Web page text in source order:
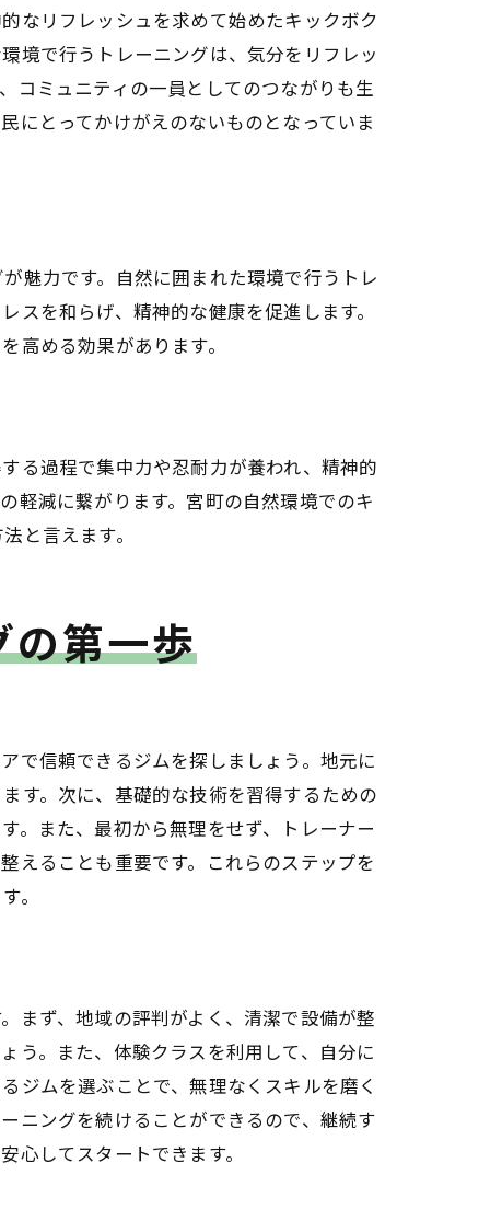
なリフレッシュを求めて始めたキックボク
境で行うトレーニングは、気分をリフレッ
コミュニティの一員としてのつながりも生
にとってかけがえのないものとなっていま
魅力です。自然に囲まれた環境で行うトレ
を和らげ、精神的な健康を促進します。
高める効果があります。
る過程で集中力や忍耐力が養われ、精神的
軽減に繋がります。宮町の自然環境でのキ
と言えます。
の第一歩
で信頼できるジムを探しましょう。地元に
す。次に、基礎的な技術を習得するための
。また、最初から無理をせず、トレーナー
えることも重要です。これらのステップを
。
まず、地域の評判がよく、清潔で設備が整
う。また、体験クラスを利用して、自分に
ジムを選ぶことで、無理なくスキルを磨く
ニングを続けることができるので、継続す
してスタートできます。